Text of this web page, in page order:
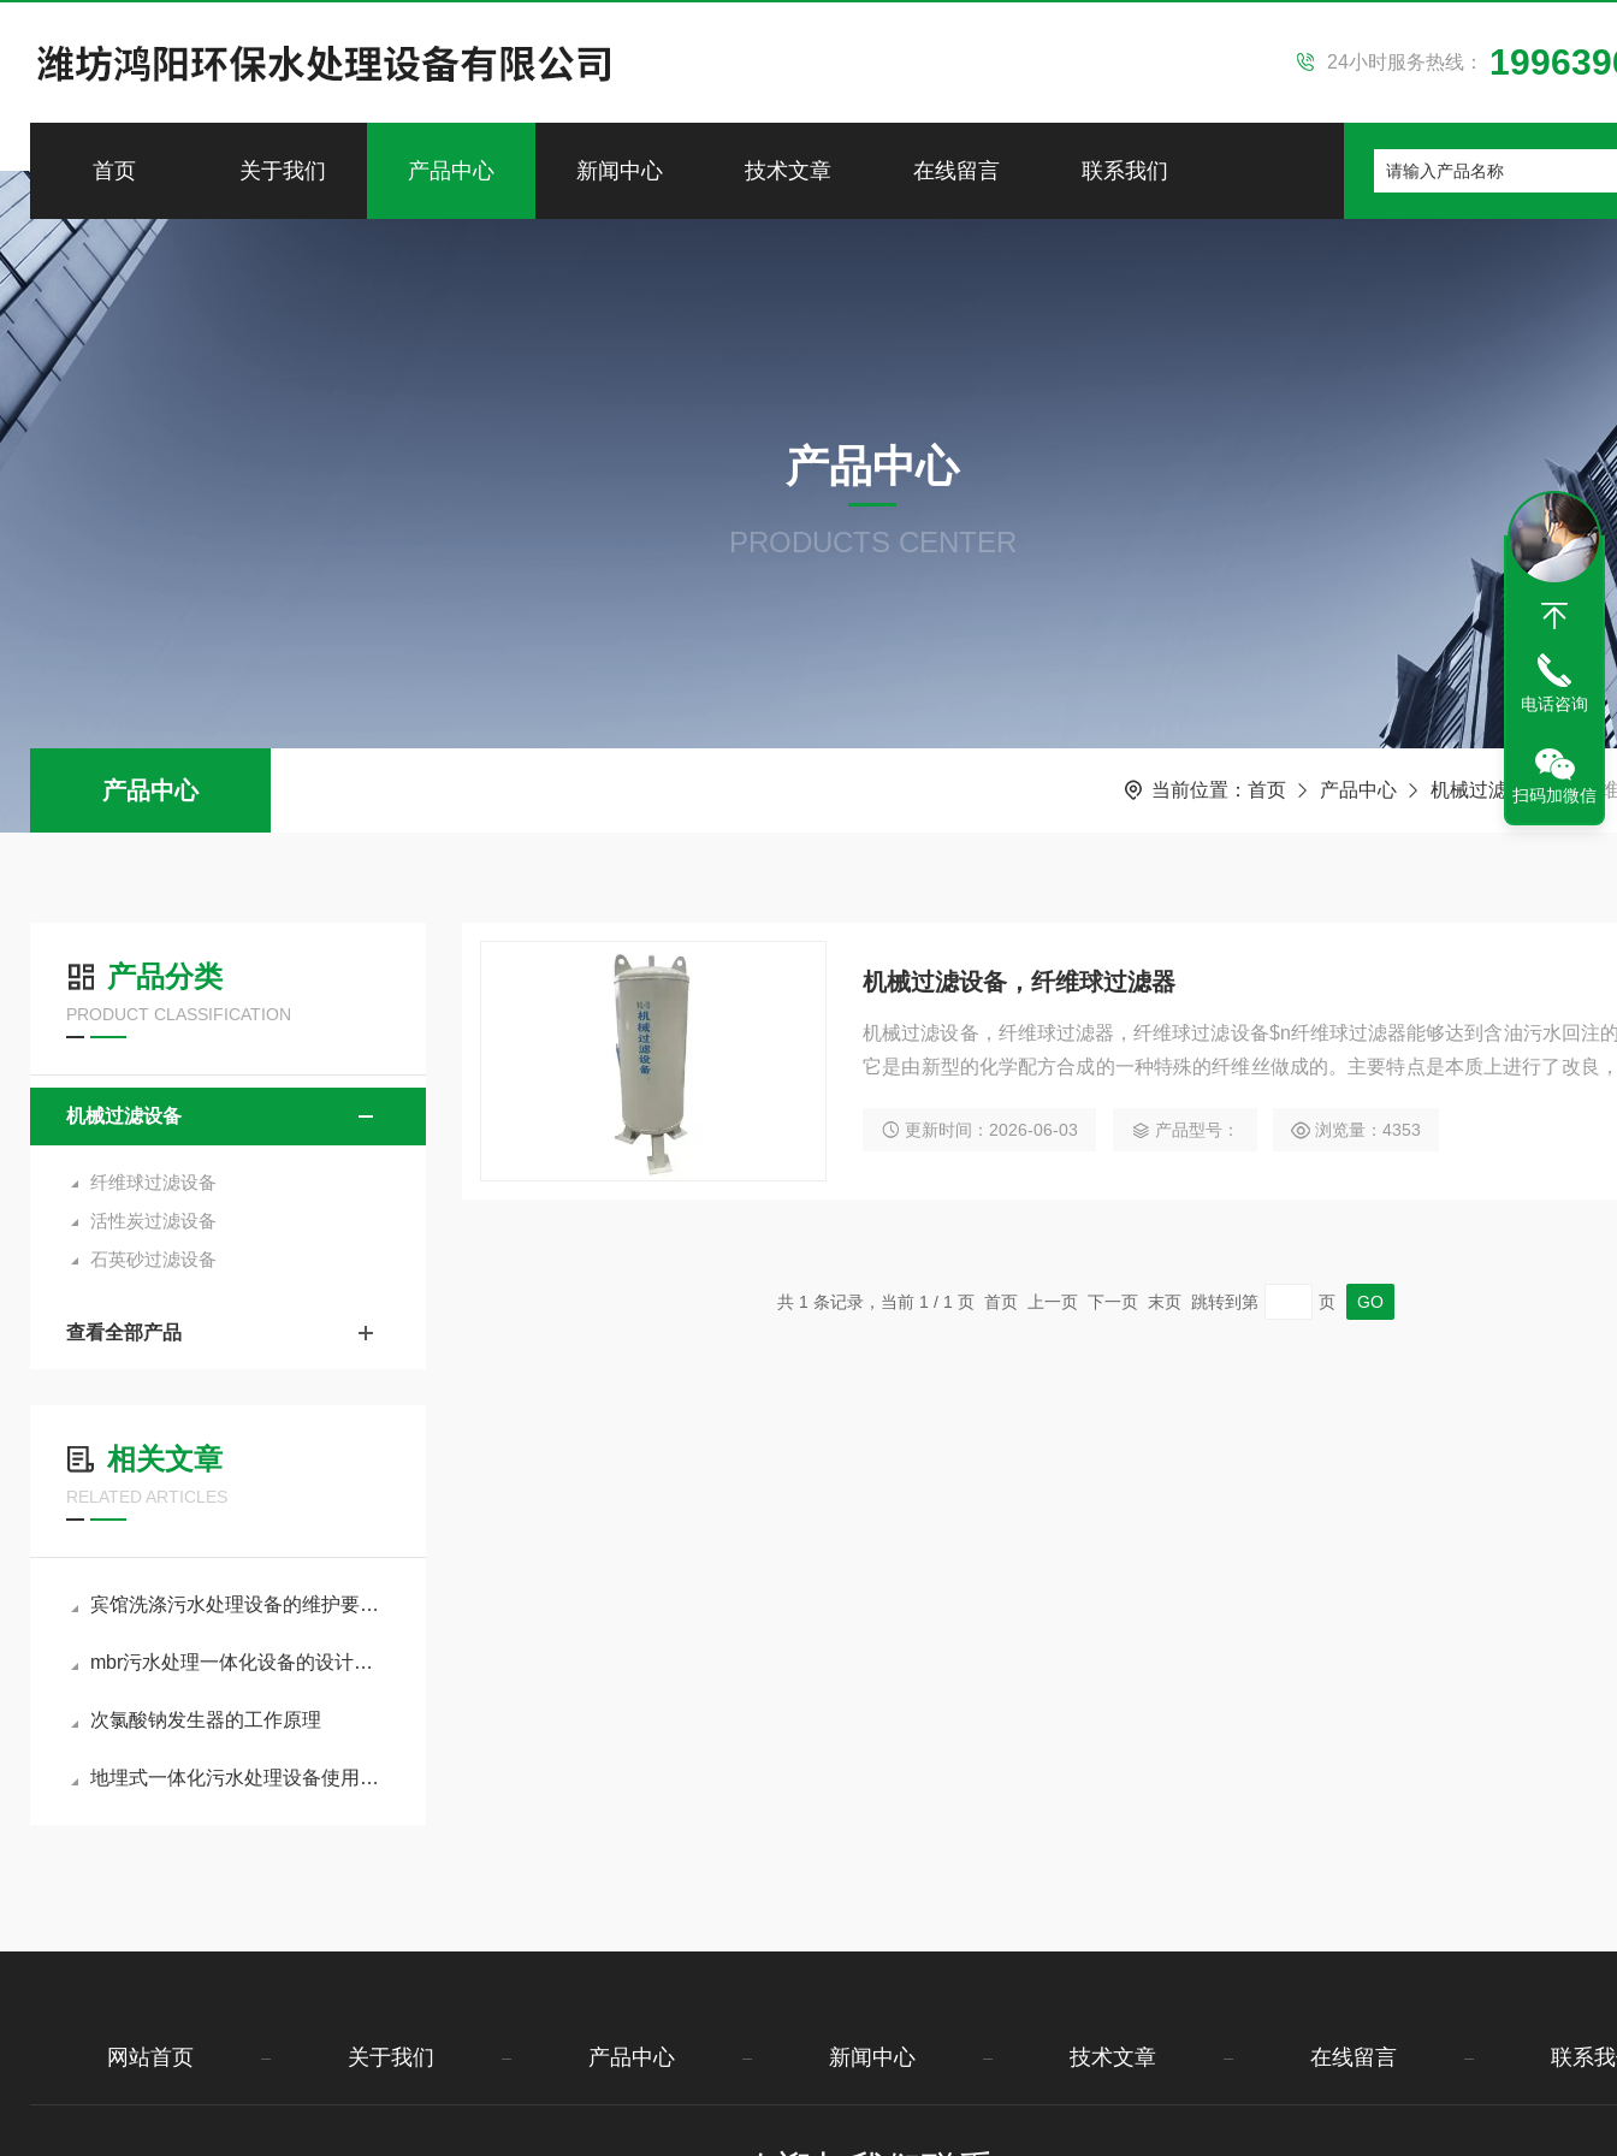
24小时服务热线：
首页 关于我们 产品中心 新闻中心 技术文章 在线留言 联系我们
产品中心
PRODUCTS CENTER
产品中心 当前位置： 首页 产品中心 机械过滤设备 纤
产品分类
PRODUCT CLASSIFICATION
机械过滤设备
纤维球过滤设备
活性炭过滤设备
石英砂过滤设备
查看全部产品
相关文章
RELATED ARTICLES
宾馆洗涤污水处理设备的维护要求有哪些？
mbr污水处理一体化设备的设计与优化
次氯酸钠发生器的工作原理
地埋式一体化污水处理设备使用注意事项
机械过滤设备，纤维球过滤器
机械过滤设备，纤维球过滤器，纤维球过滤设备$n纤维球过滤器能够达到含油污水回注
它是由新型的化学配方合成的一种特殊的纤维丝做成的。主要特点是本质上进行了改良
水由上而下进入流出。
更新时间：2026-06-03 产品型号： 浏览量：4353
共 1 条记录，当前 1 / 1 页 首页 上一页 下一页 末页 跳转到第 页
网站首页 关于我们 产品中心 新闻中心 技术文章 在线留言 联系
电话咨询
扫码加微信